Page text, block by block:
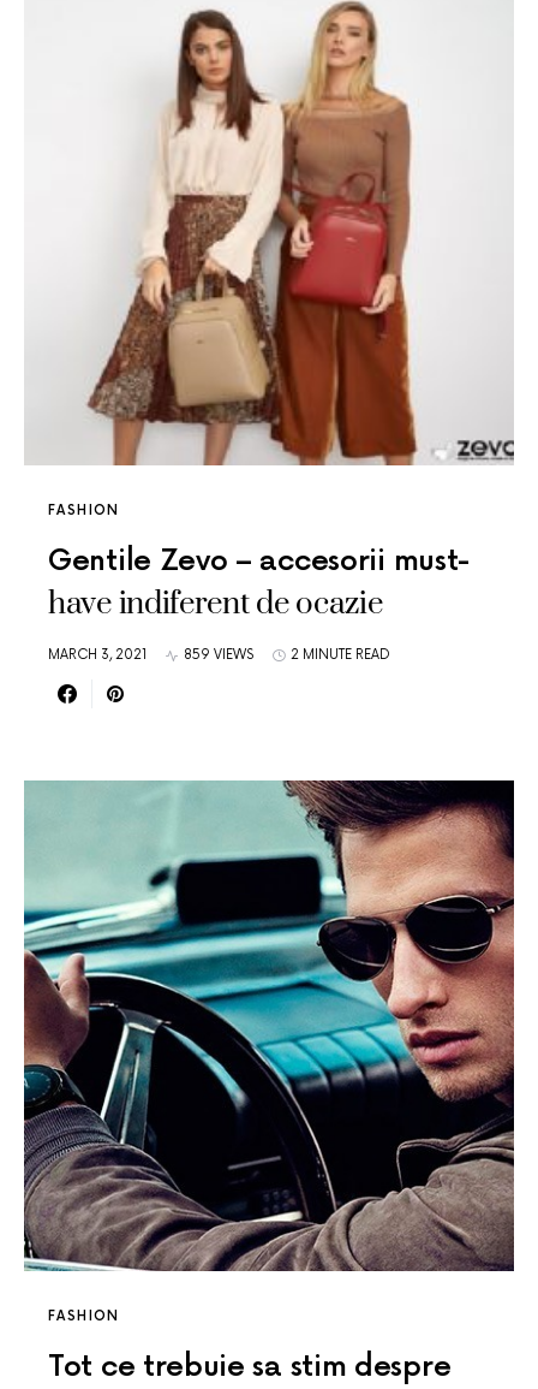
FASHION
Gentile Zevo – accesorii must-
have indiferent de ocazie
MARCH 3, 2021 859 VIEWS 2 MINUTE READ
FASHION
Tot ce trebuie sa stim despre